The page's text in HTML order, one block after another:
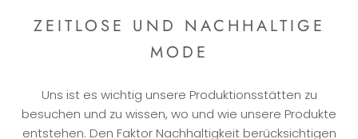
ZEITLOSE UND NACHHALTIGE
MODE
Uns ist es wichtig unsere Produktionsstätten zu
besuchen und zu wissen, wo und wie unsere Produkte
entstehen. Den Faktor Nachhaltigkeit berücksichtigen